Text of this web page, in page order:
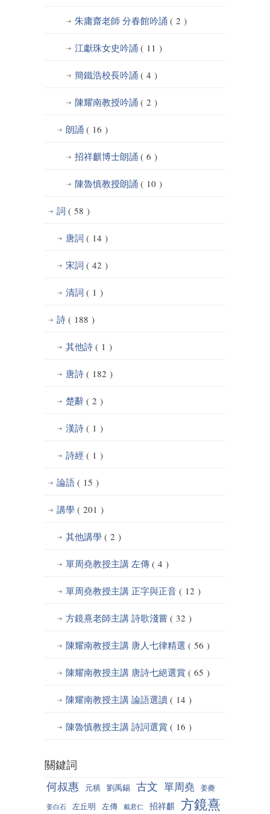
朱庸齋老師 分春館吟誦 ( 2 )
江獻珠女史吟誦 ( 11 )
簡鐵浩校長吟誦 ( 4 )
陳耀南教授吟誦 ( 2 )
朗誦 ( 16 )
招祥麒博士朗誦 ( 6 )
陳魯慎教授朗誦 ( 10 )
詞 ( 58 )
唐詞 ( 14 )
宋詞 ( 42 )
清詞 ( 1 )
詩 ( 188 )
其他詩 ( 1 )
唐詩 ( 182 )
楚辭 ( 2 )
漢詩 ( 1 )
詩經 ( 1 )
論語 ( 15 )
講學 ( 201 )
其他講學 ( 2 )
單周堯教授主講 左傳 ( 4 )
單周堯教授主講 正字與正音 ( 12 )
方鏡熹老師主講 詩歌淺嘗 ( 32 )
陳耀南教授主講 唐人七律精選 ( 56 )
陳耀南教授主講 唐詩七絕選賞 ( 65 )
陳耀南教授主講 論語選讀 ( 14 )
陳魯慎教授主講 詩詞選賞 ( 16 )
關鍵詞
何叔惠 元稹 劉禹錫 古文 單周堯 姜夔
姜白石 左丘明 左傳 戴君仁 招祥麒 方鏡熹